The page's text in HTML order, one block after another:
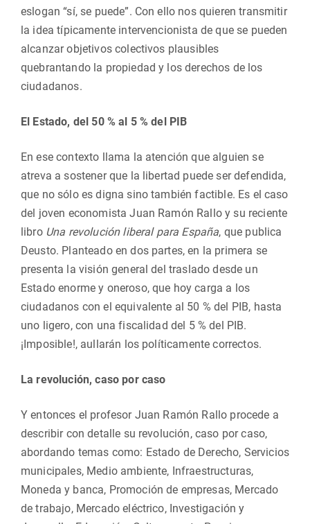
eslogan “sí, se puede”. Con ello nos quieren transmitir
la idea típicamente intervencionista de que se pueden
alcanzar objetivos colectivos plausibles
quebrantando la propiedad y los derechos de los
ciudadanos.
El Estado, del 50 % al 5 % del PIB
En ese contexto llama la atención que alguien se
atreva a sostener que la libertad puede ser defendida,
que no sólo es digna sino también factible. Es el caso
del joven economista Juan Ramón Rallo y su reciente
libro Una revolución liberal para España, que publica
Deusto. Planteado en dos partes, en la primera se
presenta la visión general del traslado desde un
Estado enorme y oneroso, que hoy carga a los
ciudadanos con el equivalente al 50 % del PIB, hasta
uno ligero, con una fiscalidad del 5 % del PIB.
¡Imposible!, aullarán los políticamente correctos.
La revolución, caso por caso
Y entonces el profesor Juan Ramón Rallo procede a
describir con detalle su revolución, caso por caso,
abordando temas como: Estado de Derecho, Servicios
municipales, Medio ambiente, Infraestructuras,
Moneda y banca, Promoción de empresas, Mercado
de trabajo, Mercado eléctrico, Investigación y